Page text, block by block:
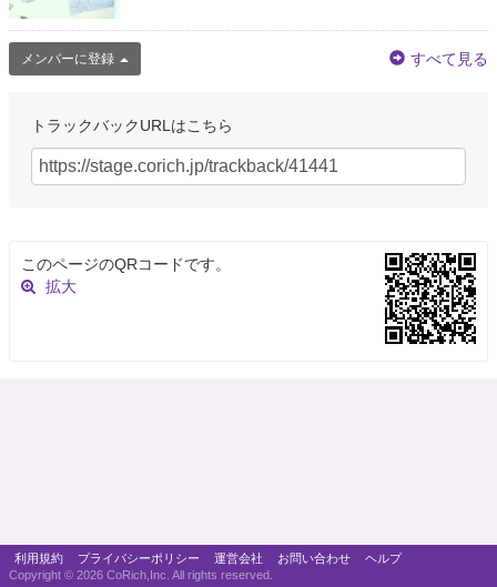
メンバーに登録 すべて見る
トラックバックURLはこちら
このページのQRコードです。
拡大
利用規約 プライバシーポリシー 運営会社 お問い合わせ
ヘルプ
Copyright © 2026 CoRich,Inc. All rights reserved.